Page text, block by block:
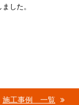
した。
施工事例 一覧